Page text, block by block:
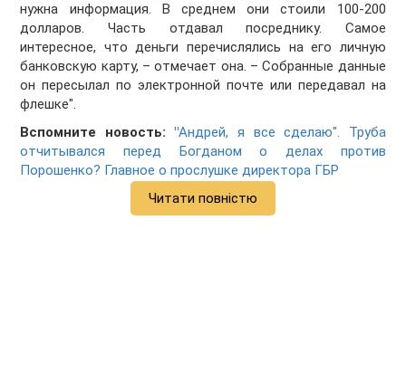
нужна информация. В среднем они стоили 100-200
долларов. Часть отдавал посреднику. Самое
интересное, что деньги перечислялись на его личную
банковскую карту, – отмечает она. – Собранные данные
он пересылал по электронной почте или передавал на
флешке".
Вспомните новость:"Андрей, я все сделаю". Труба
отчитывался перед Богданом о делах против
Порошенко? Главное о прослушке директора ГБР
Читати повністю